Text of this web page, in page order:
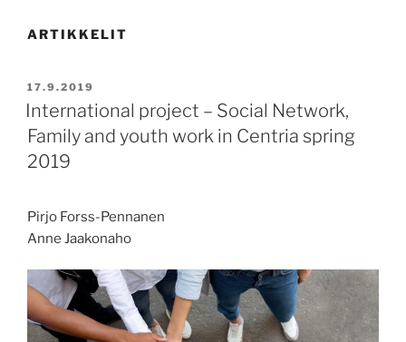
ARTIKKELIT
JULKAISTU
17.9.2019
International project – Social Network,
Family and youth work in Centria spring
2019
Pirjo Forss-Pennanen
Anne Jaakonaho